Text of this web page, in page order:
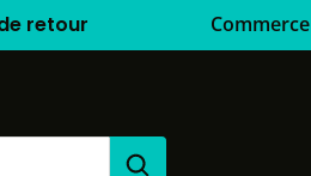
retour Commerce